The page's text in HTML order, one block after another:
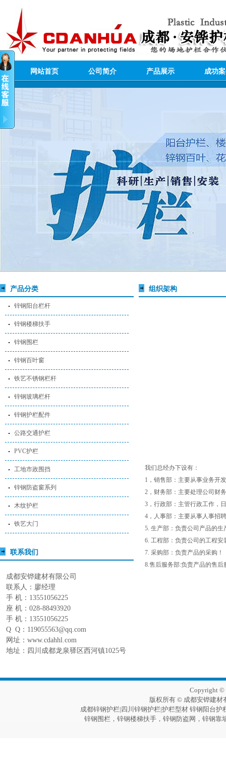
网站首页 公司简介 产品展示 成功
产品分类
锌钢阳台栏杆
锌钢楼梯扶手
锌钢围栏
锌钢百叶窗
铁艺不锈钢栏杆
锌钢玻璃栏杆
锌钢护栏配件
公路交通护栏
PVC护栏
工地市政围挡
锌钢防盗窗系列
木纹护栏
铁艺大门
联系我们
成都安铧建材有限公司
联系人：廖经理
手 机：13551056225
座 机：028-88493920
手 机：13551056225
Q Q：119055563@qq.com
网址：www.cdahhl.com
地址：四川成都龙泉驿区西河镇1025号
组织架构
我们总经办下设有：
1，销售部：主要从事业务开
2，财务部：主要处理公司财
3，行政部：主管行政工作，
4，人事部：主要从事人事招
5. 生产部：负责公司产品的生
6. 工程部：负责公司的工程安
7. 采购部：负责产品的采购！
8.售后服务部:负责产品的售后
Copyright ©
版权所有 © 成都安铧建材
成都锌钢护栏|四川锌钢护栏|护栏型材 锌钢阳台
锌钢围栏，锌钢楼梯扶手，锌钢防盗网，锌钢